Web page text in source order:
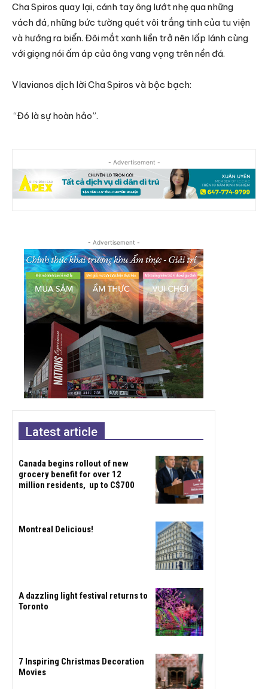
Cha Spiros quay lại, cánh tay ông lướt nhẹ qua những
vách đá, những bức tường quét vôi trắng tinh của tu viện
và hướng ra biển. Đôi mắt xanh liền trở nên lấp lánh cùng
với giọng nói ấm áp của ông vang vọng trên nền đá.
Vlavianos dịch lời Cha Spiros và bộc bạch:
“Đó là sự hoàn hảo”.
- Advertisement -
- Advertisement -
Latest article
Canada begins rollout of new
grocery benefit for over 12
million residents, up to C$700
Montreal Delicious!
A dazzling light festival returns to
Toronto
7 Inspiring Christmas Decoration
Movies